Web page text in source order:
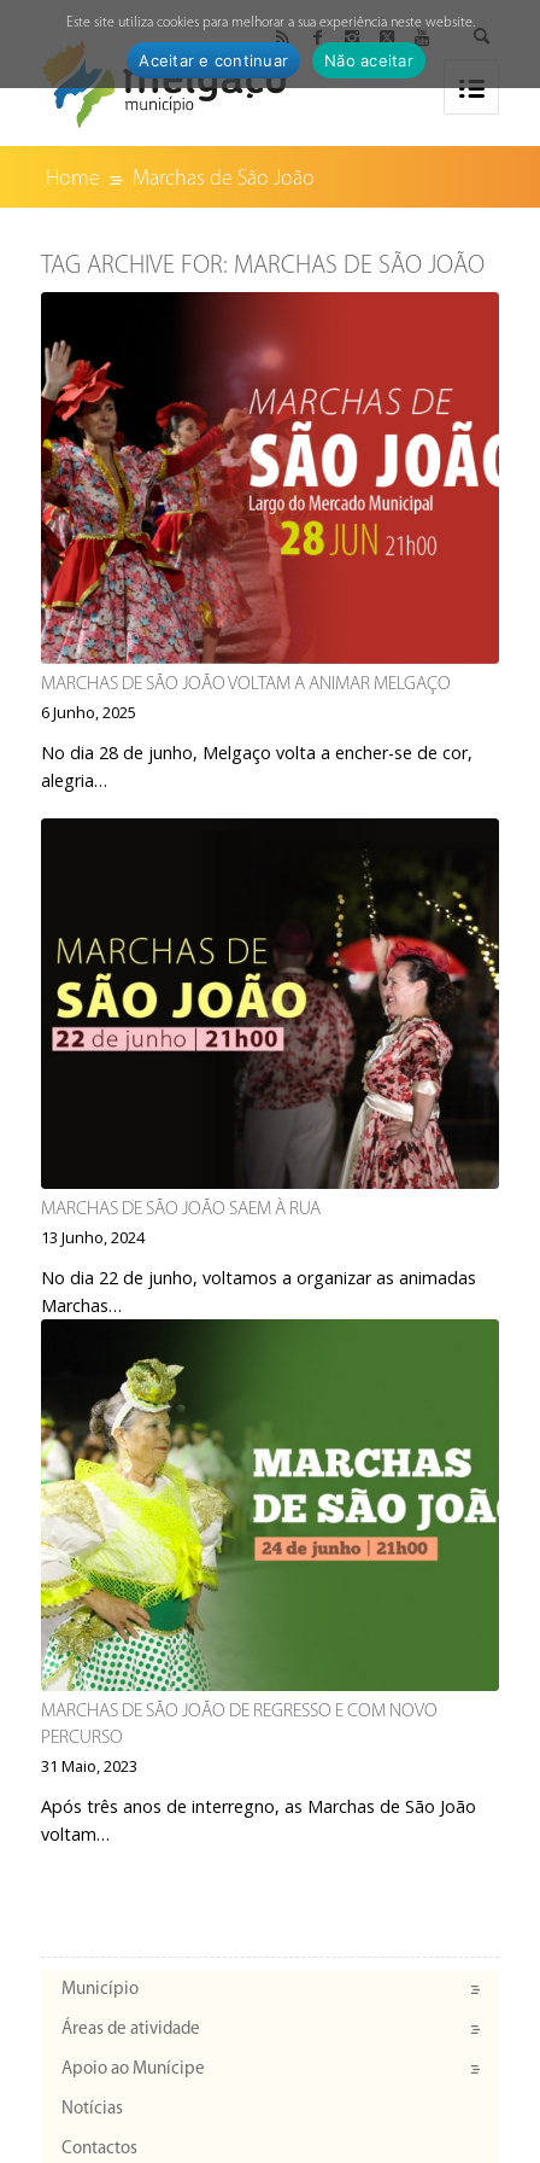
Home Marchas de São João
TAG ARCHIVE FOR: MARCHAS DE SÃO JOÃO
MARCHAS DE SÃO JOÃO VOLTAM A ANIMAR MELGAÇO
6 Junho, 2025
No dia 28 de junho, Melgaço volta a encher-se de cor,
alegria…
MARCHAS DE SÃO JOÃO SAEM À RUA
13 Junho, 2024
No dia 22 de junho, voltamos a organizar as animadas
Marchas…
MARCHAS DE SÃO JOÃO DE REGRESSO E COM NOVO
PERCURSO
31 Maio, 2023
Após três anos de interregno, as Marchas de São João
voltam…
Município
Áreas de atividade
Apoio ao Munícipe
Notícias
Contactos
Este site utiliza cookies para melhorar a sua experiência neste website.
Aceitar e continuar Não aceitar